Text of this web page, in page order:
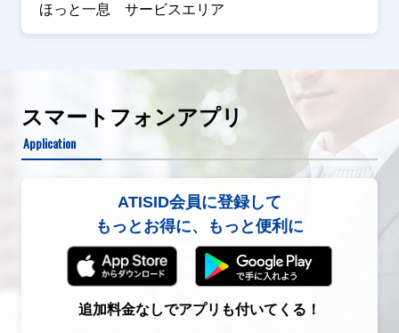
ほっと一息 サービスエリア
スマートフォンアプリ
Application
ATISID会員に登録して
もっとお得に、もっと便利に
追加料金なしでアプリも付いてくる！